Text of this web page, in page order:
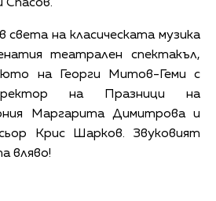
Спасов.
света на класическата музика
театрален спектакъл,
на Георги Митов-Геми с
на Празници на
Маргарита Димитрова и
Крис Шарков. Звуковият
вляво!